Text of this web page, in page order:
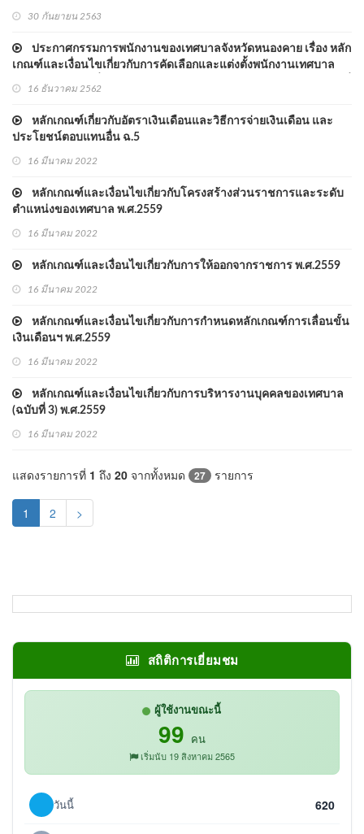
30 กันยายน 2563
ประกาศกรรมการพนักงานของเทศบาลจังหวัดหนองคาย เรื่อง หลัก
เกณฑ์และเงื่อนไขเกี่ยวกับการคัดเลือกและแต่งตั้งพนักงานเทศบาล
ตำแหน่งประเภททั่วไปและประเภทวิชาการให้ดำรงตำแหน่งในระดับที่
16 ธันวาคม 2562
หลักเกณฑ์เกี่ยวกับอัตราเงินเดือนและวิธีการจ่ายเงินเดือน และ
ประโยชน์ตอบแทนอื่น ฉ.5
16 มีนาคม 2022
หลักเกณฑ์และเงื่อนไขเกี่ยวกับโครงสร้างส่วนราชการและระดับ
ตำแหน่งของเทศบาล พ.ศ.2559
16 มีนาคม 2022
หลักเกณฑ์และเงื่อนไขเกี่ยวกับการให้ออกจากราชการ พ.ศ.2559
16 มีนาคม 2022
หลักเกณฑ์และเงื่อนไขเกี่ยวกับการกำหนดหลักเกณฑ์การเลื่อนขั้น
เงินเดือนฯ พ.ศ.2559
16 มีนาคม 2022
หลักเกณฑ์และเงื่อนไขเกี่ยวกับการบริหารงานบุคคลของเทศบาล
(ฉบับที่ 3) พ.ศ.2559
16 มีนาคม 2022
แสดงรายการที่ 1 ถึง 20 จากทั้งหมด 27 รายการ
1 (current)
2 >
สถิติการเยี่ยมชม
ผู้ใช้งานขณะนี้
99 คน
เริ่มนับ 19 สิงหาคม 2565
วันนี้ 620